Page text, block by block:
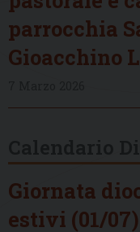
parrocchia
Gioacchino
Giornata
estivi (01/07)